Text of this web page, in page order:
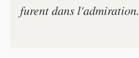
furent dans l'admiration.